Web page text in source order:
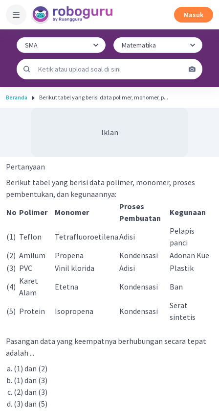
Masuk
Beranda Berikut tabel yang berisi data polimer, monomer, p...
Iklan
Pertanyaan
Berikut tabel yang berisi data polimer, monomer, proses
pembentukan, dan kegunaannya:
No Polimer Monomer
Proses
Pembuatan
Kegunaan
(1) Teflon TetrafluoroetilenaAdisi
Pelapis
panci
(2) Amilum Propena Kondensasi
Adonan Kue
(3) PVC Vinil klorida Adisi
Plastik
(4)
Karet
Alam
Etetna Kondensasi Ban
(5) Protein Isopropena Kondensasi
Serat
sintetis
Pasangan data yang keempatnya berhubungan secara tepat
adalah ...
(1) dan (2)
(1) dan (3)
(2) dan (3)
(3) dan (5)